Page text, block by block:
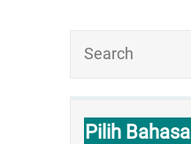
Pilih Bahasa